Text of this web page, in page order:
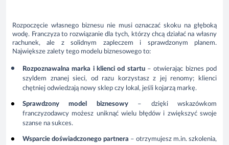
Rozpoczęcie własnego biznesu nie musi oznaczać skoku na głęboką
wodę. Franczyza to rozwiązanie dla tych, którzy chcą działać na własny
rachunek, ale z solidnym zapleczem i sprawdzonym planem.
Największe zalety tego modelu biznesowego to:
Rozpoznawalna marka i klienci od startu– otwierając biznes pod
szyldem znanej sieci, od razu korzystasz z jej renomy; klienci
chętniej odwiedzają nowy sklep czy lokal, jeśli kojarzą markę.
Sprawdzony model biznesowy– dzięki wskazówkom
franczyzodawcy możesz uniknąć wielu błędów i zwiększyć swoje
szanse na sukces.
Wsparcie doświadczonego partnera – otrzymujesz m.in. szkolenia,